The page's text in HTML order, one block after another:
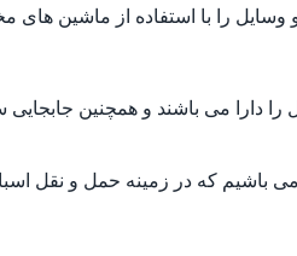
و وسایل را با استفاده از ماشین
می باشند و همچنین جابجایی
باشیم که در زمینه حمل و نقل